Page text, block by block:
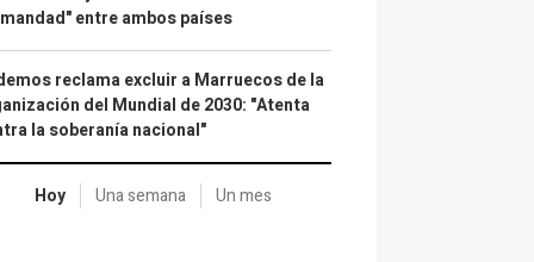
entre ambos países
reclama excluir a Marruecos de la
del Mundial de 2030: "Atenta
la soberanía nacional"
Hoy Una semana Un mes